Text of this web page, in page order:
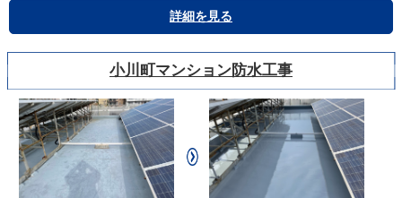
詳細を見る
小川町マンション防水工事